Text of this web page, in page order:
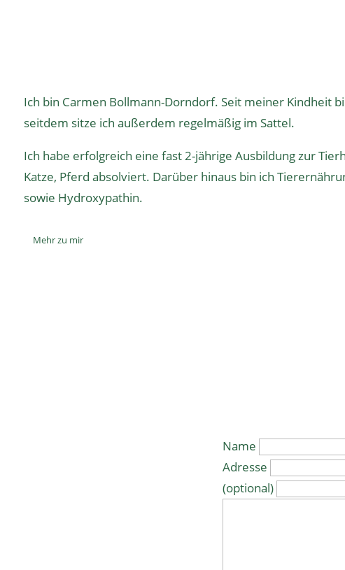
Ich bin Carmen Bollmann-Dorndorf. Seit meiner Kindheit
seitdem sitze ich außerdem regelmäßig im Sattel.
Ich habe erfolgreich eine fast 2-jährige Ausbildung zur
Katze, Pferd absolviert. Darüber hinaus bin ich
sowie Hydroxypathin.
Mehr zu mir
Name
Adresse
(optional)